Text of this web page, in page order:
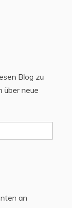
Blog zu
über neue
an